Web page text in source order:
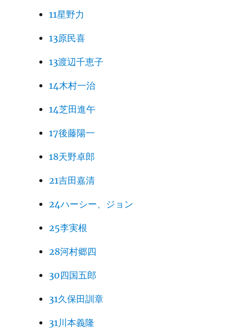
11星野力
13原民喜
13渡辺千恵子
14木村一治
14芝田進午
17後藤陽一
18天野卓郎
21吉田嘉清
24ハーシー、ジョン
25李実根
28河村郷四
30四国五郎
31久保田訓章
31川本義隆